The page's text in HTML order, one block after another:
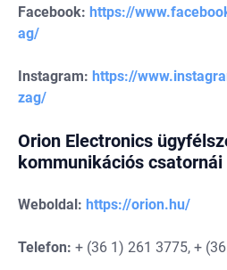
Facebook: https://
ag/
Instagram: https://
zag/
Orion Electronics
kommunikációs csatornái
Weboldal: https://orion.hu/
Telefon: + (36 1) 261 3775, +